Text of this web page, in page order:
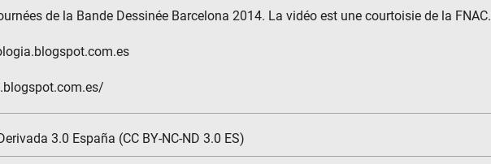
de la Bande Dessinée Barcelona 2014. La vidéo est une courtoisie de la FNAC.
3.0 España (CC BY-NC-ND 3.0 ES)